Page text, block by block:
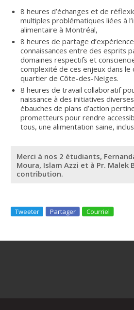
8 heures d’échanges et de
multiples problématiques liées à
alimentaire à Montréal,
8 heures de partage
connaissances entre des esprits
domaines respectifs et
complexité de ces enjeux dans le
quartier de Côte-des-Neiges.
8 heures de travail collaboratif
naissance à des initiatives
ébauches de plans d’action
prometteurs pour rendre
tous, une alimentation saine,
Merci à nos 2 étudiants,
Moura, Islam Azzi et à Pr. Malek
contribution.
Tweeter Partager Courriel